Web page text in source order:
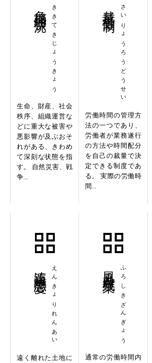
ききてきじょうきょう
生命、財産、社会
秩序、組織運営な
どに重大な被害や
悪影響が及ぶおそ
れがある、きわめ
て深刻な状態を指
す。 自然災害、戦
争...
さいりょうろうどうせい
労働時間の管理方
法の一つであり、
労働者が業務遂行
の方法や時間配分
を自己の裁量で決
定できる制度であ
る。 実際の労働時
間...
えんきょりれんあい
遠く離れた土地に
ふろしきざんぎょう
通常の労働時間内